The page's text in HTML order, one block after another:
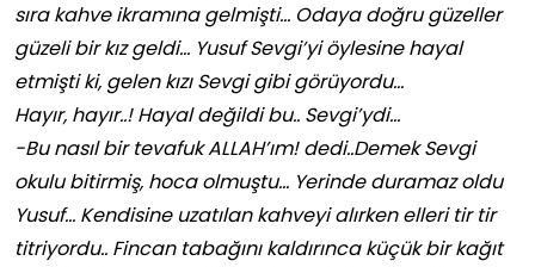
sıra kahve ikramına gelmişti… Odaya doğru güzeller
güzeli bir kız geldi… Yusuf Sevgi’yi öylesine hayal
etmişti ki, gelen kızı Sevgi gibi görüyordu…
Hayır, hayır..! Hayal değildi bu.. Sevgi’ydi…
-Bu nasıl bir tevafuk ALLAH’ım! dedi..Demek Sevgi
okulu bitirmiş, hoca olmuştu… Yerinde duramaz oldu
Yusuf… Kendisine uzatılan kahveyi alırken elleri tir tir
titriyordu.. Fincan tabağını kaldırınca küçük bir kağıt